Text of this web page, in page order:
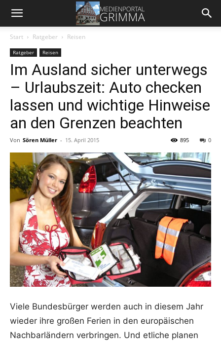
Start Ratgeber Reisen
Ratgeber Reisen
Im Ausland sicher unterwegs
– Urlaubszeit: Auto checken
lassen und wichtige Hinweise
an den Grenzen beachten
Von Sören Müller - 15. April 2015 0
895
Viele Bundesbürger werden auch in diesem Jahr
wieder ihre großen Ferien in den europäischen
Nachbarländern verbringen. Und etliche planen